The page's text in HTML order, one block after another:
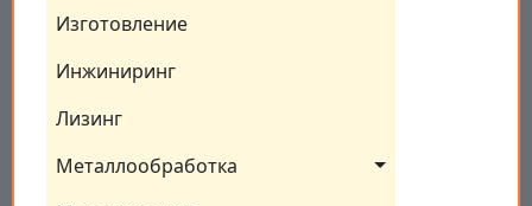
Изготовление
Инжиниринг
Лизинг
Металлообработка